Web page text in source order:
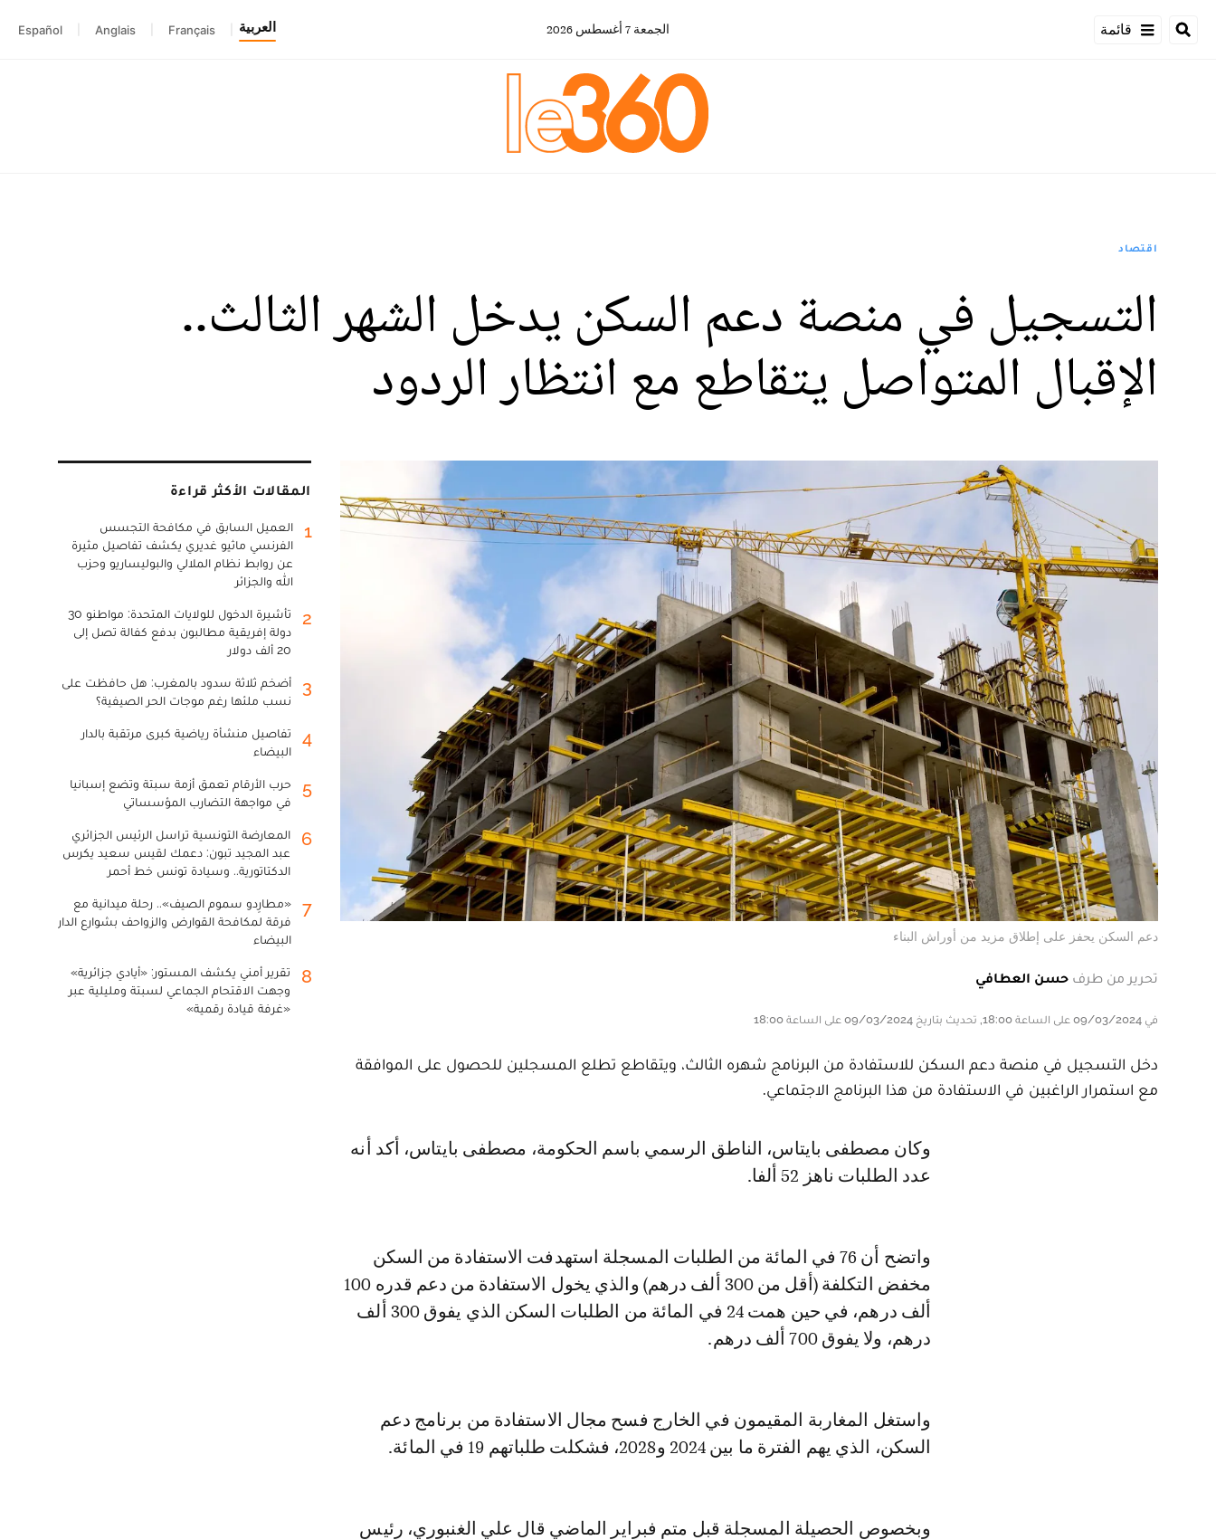
قائمة الجمعة 7 أغسطس 2026 العربية Français
Anglais
Español
اقتصاد
التسجيل في منصة دعم السكن يدخل الشهر الثالث..
الإقبال المتواصل يتقاطع مع انتظار الردود
دعم السكن يحفز على إطلاق مزيد من أوراش البناء
تحرير من طرف حسن العطافي
في 09/03/2024 على الساعة 18:00, تحديث بتاريخ 09/03/2024 على الساعة 18:00
دخل التسجيل في منصة دعم السكن للاستفادة من البرنامج شهره الثالث، ويتقاطع تطلع المسجلين للحصول على الموافقة
مع استمرار الراغبين في الاستفادة من هذا البرنامج الاجتماعي.
وكان مصطفى بايتاس، الناطق الرسمي باسم الحكومة، مصطفى بايتاس، أكد أنه
عدد الطلبات ناهز 52 ألفا.
واتضح أن 76 في المائة من الطلبات المسجلة استهدفت الاستفادة من السكن
مخفض التكلفة (أقل من 300 ألف درهم) والذي يخول الاستفادة من دعم قدره 100
ألف درهم، في حين همت 24 في المائة من الطلبات السكن الذي يفوق 300 ألف
درهم، ولا يفوق 700 ألف درهم.
واستغل المغاربة المقيمون في الخارج فسح مجال الاستفادة من برنامج دعم
السكن، الذي يهم الفترة ما بين 2024 و2028، فشكلت طلباتهم 19 في المائة.
وبخصوص الحصيلة المسجلة قبل متم فبراير الماضي قال علي الغنبوري، رئيس
المقالات الأكثر قراءة
1
العميل السابق في مكافحة التجسس
الفرنسي ماثيو غديري يكشف تفاصيل مثيرة
عن روابط نظام الملالي والبوليساريو وحزب
الله والجزائر
2
تأشيرة الدخول للولايات المتحدة: مواطنو 30
دولة إفريقية مطالبون بدفع كفالة تصل إلى
20 ألف دولار
3
أضخم ثلاثة سدود بالمغرب: هل حافظت على
نسب ملئها رغم موجات الحر الصيفية؟
4
تفاصيل منشأة رياضية كبرى مرتقبة بالدار
البيضاء
5
حرب الأرقام تعمق أزمة سبتة وتضع إسبانيا
في مواجهة التضارب المؤسساتي
6
المعارضة التونسية تراسل الرئيس الجزائري
عبد المجيد تبون: دعمك لقيس سعيد يكرس
الدكتاتورية.. وسيادة تونس خط أحمر
7
«مطارِدو سموم الصيف».. رحلة ميدانية مع
فرقة لمكافحة القوارض والزواحف بشوارع الدار
البيضاء
8
تقرير أمني يكشف المستور: «أيادي جزائرية»
وجهت الاقتحام الجماعي لسبتة ومليلية عبر
«غرفة قيادة رقمية»